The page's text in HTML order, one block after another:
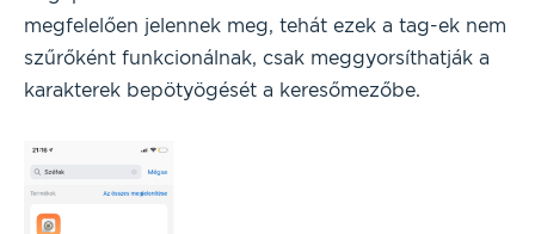
megfelelően jelennek meg, tehát ezek a tag-ek nem
szűrőként funkcionálnak, csak meggyorsíthatják a
karakterek bepötyögését a keresőmezőbe.